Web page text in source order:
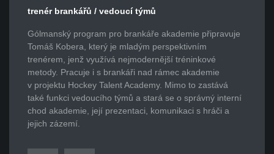
trenér brankářů / vedoucí týmů
Gólmanský program pro brankáře akademie připravuje
Tomáš Kobera, který je mladým perspektivním
trenérem, jenž využívá nejmodernější tréninkové
metody. Pracuje i s brankáři nad rámec akademie
v projektu Hockey Talent Academy. Mimo to zastává
také funkci vedoucího týmů a stará se o správný interní
chod akademie, její prezentaci, komunikaci s hráči a
jejich zázemí.